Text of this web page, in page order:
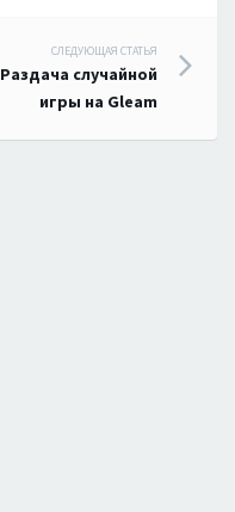
СЛЕДУЮЩАЯ СТАТЬЯ
Раздача случайной
игры на Gleam